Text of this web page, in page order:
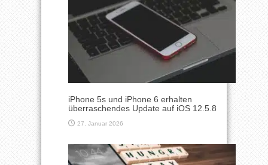
iPhone 5s und iPhone 6 erhalten
überraschendes Update auf iOS 12.5.8
27. Januar 2026